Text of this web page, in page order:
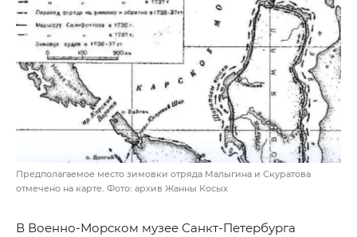
Предполагаемое место зимовки отряда Малыгина и Скуратова
отмечено на карте. Фото: архив Жанны Косых
В Военно-Морском музее Санкт-Петербурга